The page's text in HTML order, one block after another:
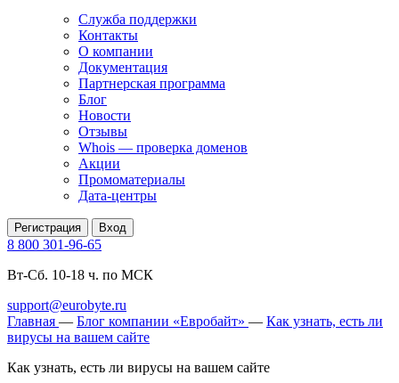
Служба поддержки
Контакты
О компании
Документация
Партнерская программа
Блог
Новости
Отзывы
Whois — проверка доменов
Акции
Промоматериалы
Дата-центры
Регистрация Вход
8 800 301-96-65
Вт-Сб. 10-18 ч. по МСК
support@eurobyte.ru
Главная — Блог компании «Евробайт» — Как узнать, есть ли
вирусы на вашем сайте
Как узнать, есть ли вирусы на вашем сайте